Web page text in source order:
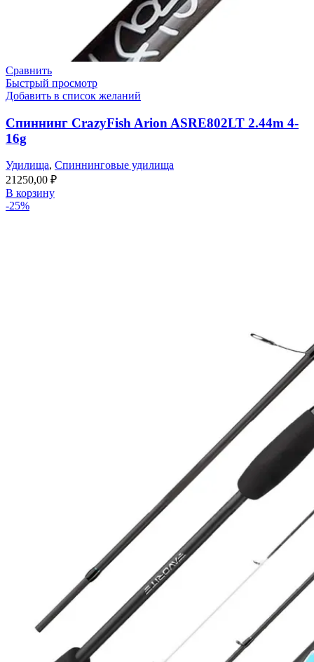
Сравнить
Быстрый просмотр
Добавить в список желаний
Спиннинг CrazyFish Arion ASRE802LT 2.44m 4-
16g
Удилища, Спиннинговые удилища
21250,00 ₽
В корзину
-25%